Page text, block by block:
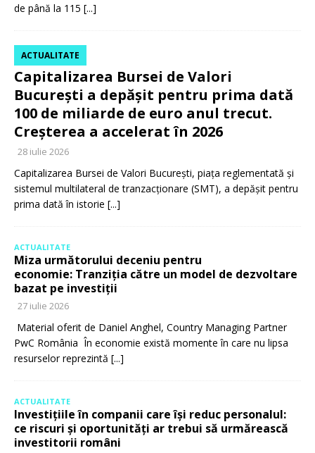
de până la 115 [...]
Capitalizarea Bursei de Valori
București a depășit pentru prima dată
100 de miliarde de euro anul trecut.
Creșterea a accelerat în 2026
ACTUALITATE
28 iulie 2026
Capitalizarea Bursei de Valori București, piața reglementată și
sistemul multilateral de tranzacționare (SMT), a depășit pentru
prima dată în istorie [...]
ACTUALITATE
Miza următorului deceniu pentru
economie: Tranziția către un model de dezvoltare
bazat pe investiții
27 iulie 2026
Material oferit de Daniel Anghel, Country Managing Partner
PwC România În economie există momente în care nu lipsa
resurselor reprezintă [...]
ACTUALITATE
Investițiile în companii care își reduc personalul:
ce riscuri și oportunități ar trebui să urmărească
investitorii români